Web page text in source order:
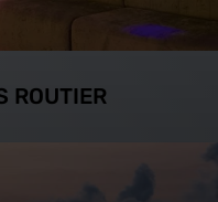
ROUTIER